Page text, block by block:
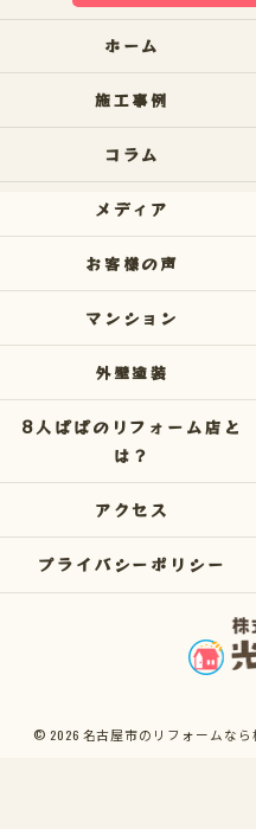
ホーム
施工事例
コラム
メディア
お客様の声
マンション
外壁塗装
8人ぱぱのリフォーム店と
は？
アクセス
プライバシーポリシー
© 2026 名古屋市のリフォームなら株